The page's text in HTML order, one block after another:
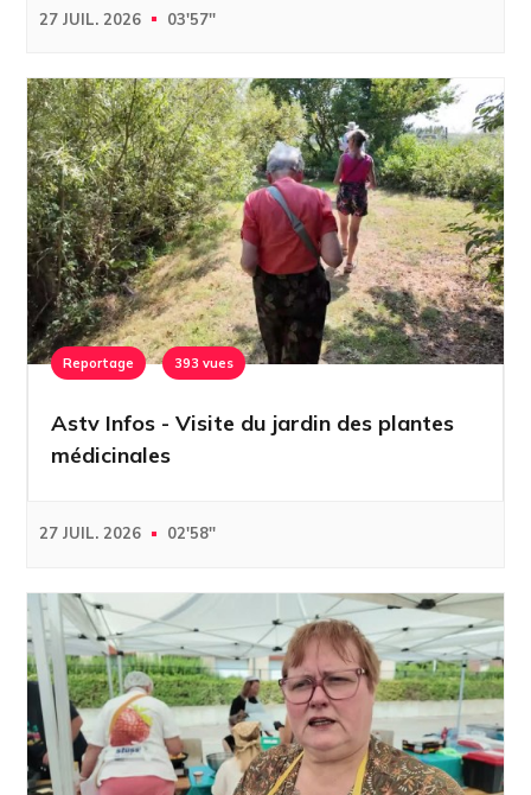
27 JUIL. 2026 03'57''
Reportage 393 vues
Astv Infos - Visite du jardin des plantes
médicinales
27 JUIL. 2026 02'58''